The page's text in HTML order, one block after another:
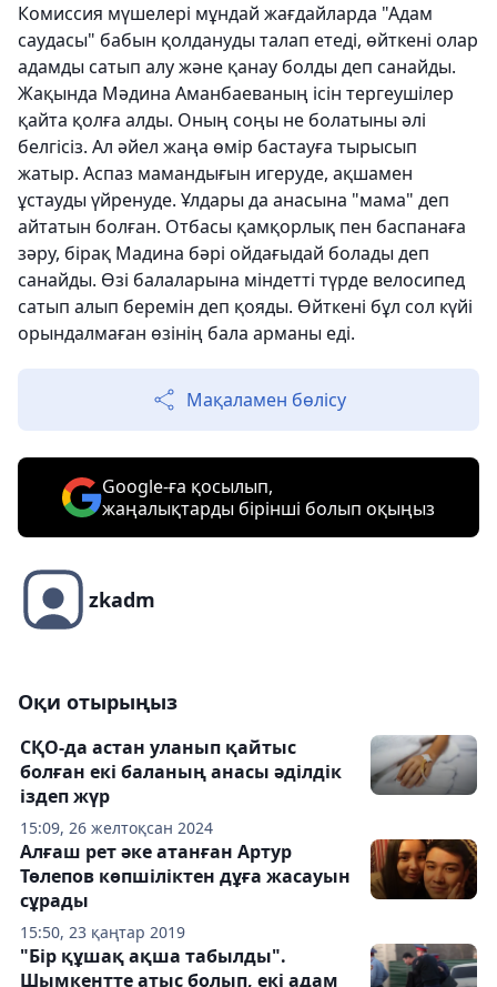
Комиссия мүшелері мұндай жағдайларда "Адам
саудасы" бабын қолдануды талап етеді, өйткені олар
адамды сатып алу және қанау болды деп санайды.
Жақында Мәдина Аманбаеваның ісін тергеушілер
қайта қолға алды. Оның соңы не болатыны әлі
белгісіз. Ал әйел жаңа өмір бастауға тырысып
жатыр. Аспаз мамандығын игеруде, ақшамен
ұстауды үйренуде. Ұлдары да анасына "мама" деп
айтатын болған. Отбасы қамқорлық пен баспанаға
зәру, бірақ Мадина бәрі ойдағыдай болады деп
санайды. Өзі балаларына міндетті түрде велосипед
сатып алып беремін деп қояды. Өйткені бұл сол күйі
орындалмаған өзінің бала арманы еді.
Мақаламен бөлісу
Google-ға қосылып,
жаңалықтарды бірінші болып оқыңыз
zkadm
Оқи отырыңыз
15:09, 26 желтоқсан 2024
СҚО-да астан уланып қайтыс
болған екі баланың анасы әділдік
іздеп жүр
15:50, 23 қаңтар 2019
Алғаш рет әке атанған Артур
Төлепов көпшіліктен дұға жасауын
сұрады
"Бір құшақ ақша табылды".
Шымкентте атыс болып, екі адам